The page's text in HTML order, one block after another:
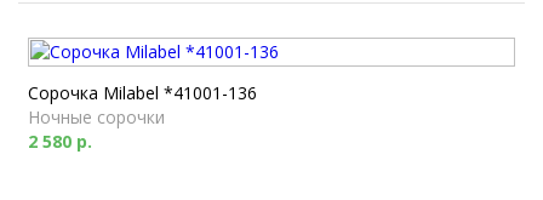
Сорочка Milabel *41001-136
Ночные сорочки
2 580 р.